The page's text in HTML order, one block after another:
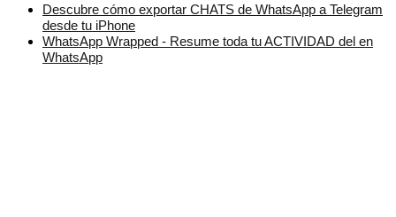
Descubre cómo exportar CHATS de WhatsApp a Telegram
desde tu iPhone
WhatsApp Wrapped - Resume toda tu ACTIVIDAD del en
WhatsApp